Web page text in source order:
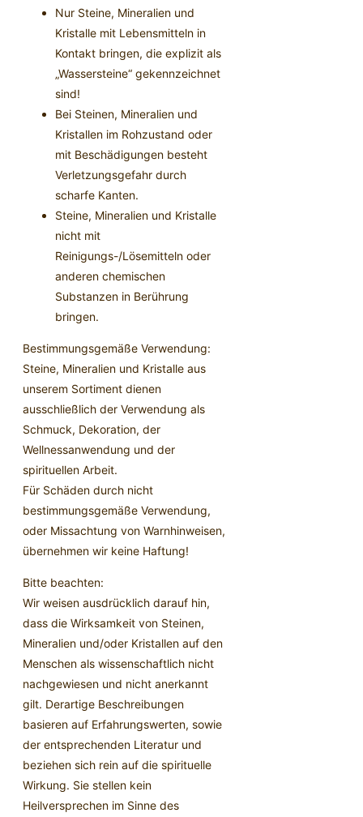
Nur Steine, Mineralien und
Kristalle mit Lebensmitteln in
Kontakt bringen, die explizit als
„Wassersteine“ gekennzeichnet
sind!
Bei Steinen, Mineralien und
Kristallen im Rohzustand oder
mit Beschädigungen besteht
Verletzungsgefahr durch
scharfe Kanten.
Steine, Mineralien und Kristalle
nicht mit
Reinigungs-/Lösemitteln oder
anderen chemischen
Substanzen in Berührung
bringen.
Bestimmungsgemäße Verwendung:
Steine, Mineralien und Kristalle aus
unserem Sortiment dienen
ausschließlich der Verwendung als
Schmuck, Dekoration, der
Wellnessanwendung und der
spirituellen Arbeit.
Für Schäden durch nicht
bestimmungsgemäße Verwendung,
oder Missachtung von Warnhinweisen,
übernehmen wir keine Haftung!
Bitte beachten:
Wir weisen ausdrücklich darauf hin,
dass die Wirksamkeit von Steinen,
Mineralien und/oder Kristallen auf den
Menschen als wissenschaftlich nicht
nachgewiesen und nicht anerkannt
gilt. Derartige Beschreibungen
basieren auf Erfahrungswerten, sowie
der entsprechenden Literatur und
beziehen sich rein auf die spirituelle
Wirkung. Sie stellen kein
Heilversprechen im Sinne des